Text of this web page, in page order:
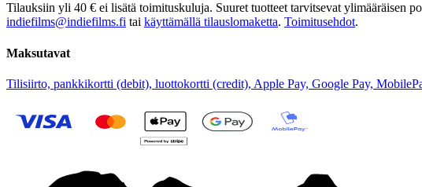
Tilauksiin yli 40 € ei lisätä toimituskuluja. Suuret tuotteet tarvitsevat ylimääräisen
indiefilms@indiefilms.fi tai käyttämällä tilauslomaketta. Toimitusehdot.
Maksutavat
Tilisiirto, pankkikortti (debit), luottokortti (credit), Apple Pay, Google Pay,